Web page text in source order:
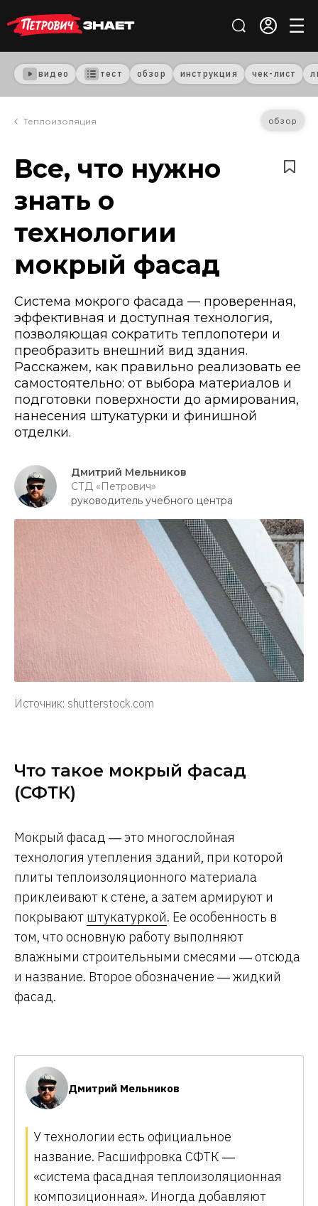
видео тест обзор инструкция чек-лист
Теплоизоляция обзор
Все, что нужно
знать о
технологии
мокрый фасад
Дмитрий Мельников
СТД «Петрович»
руководитель учебного центра
Система мокрого фасада — проверенная,
эффективная и доступная технология,
позволяющая сократить теплопотери и
преобразить внешний вид здания.
Расскажем, как правильно реализовать ее
самостоятельно: от выбора материалов и
подготовки поверхности до армирования,
нанесения штукатурки и финишной
отделки.
Источник: shutterstock.com
Что такое мокрый фасад
(СФТК)
Мокрый фасад ― это многослойная
технология утепления зданий, при которой
плиты теплоизоляционного материала
приклеивают к стене, а затем армируют и
покрывают штукатуркой. Ее особенность в
том, что основную работу выполняют
влажными строительными смесями ― отсюда
и название. Второе обозначение ― жидкий
фасад.
Дмитрий Мельников
У технологии есть официальное
название. Расшифровка СФТК ―
«система фасадная теплоизоляционная
композиционная». Иногда добавляют